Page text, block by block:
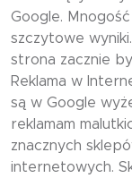
Google.
szczytowe
strona zacznie
Reklama w
są w Google
reklamam
znacznych
internetowych.